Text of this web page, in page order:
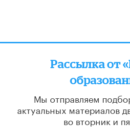
Рассылка от
Мы отправляем
актуальных материалов
во вторник и